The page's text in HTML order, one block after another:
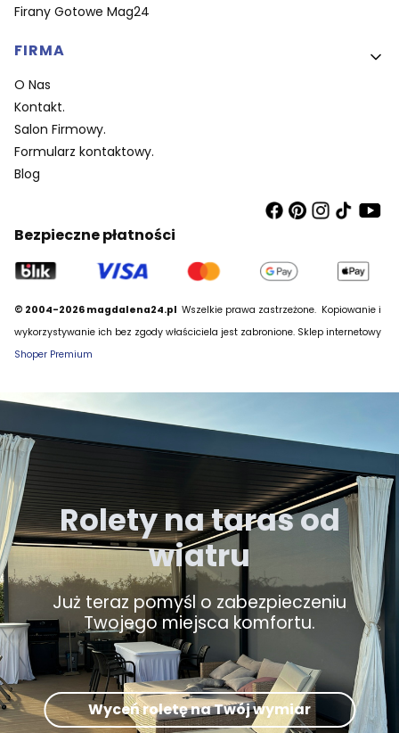
Firany Gotowe Mag24
FIRMA
O Nas
Kontakt.
Salon Firmowy.
Formularz kontaktowy.
Blog
Bezpieczne płatności
© 2004-2026 magdalena24.pl Wszelkie prawa zastrzeżone. Kopiowanie i
wykorzystywanie ich bez zgody właściciela jest zabronione. Sklep internetowy
Shoper Premium
Rolety na taras od
wiatru
Już teraz pomyśl o zabezpieczeniu
Twojego miejsca komfortu.
Wyceń roletę na Twój wymiar